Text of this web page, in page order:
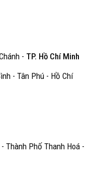
- TP. Hồ Chí Minh
- Tân Phú - Hồ Chí
Thành Phố Thanh Hoá -